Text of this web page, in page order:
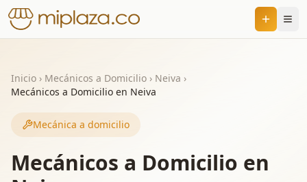
Inicio › Mecánicos a Domicilio › Neiva ›
Mecánicos a Domicilio en Neiva
Mecánica a domicilio
Mecánicos a Domicilio en